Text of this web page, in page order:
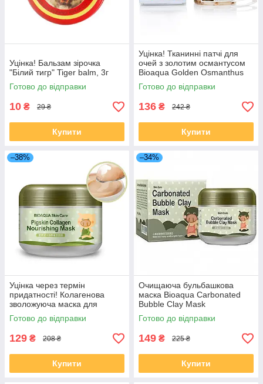
Уцінка! Бальзам зірочка
"Білий тигр" Tiger balm, 3г
Готово до відправки
10 ₴ 29 ₴
Купити
Уцінка! Тканинні патчі для
очей з золотим османтусом
Bioaqua Golden Osmanthus
Eye Mask, 80 штук
Готово до відправки
136 ₴ 242 ₴
Купити
–38%
Уцінка через термін
придатності! Колагенова
зволожуюча маска для
обличчя Bioaqua Pigskin
Collagen, 100 г
Готово до відправки
129 ₴ 208 ₴
Купити
–34%
Очищаюча бульбашкова
маска Bioaqua Carbonated
Bubble Clay Mask
Готово до відправки
149 ₴ 225 ₴
Купити